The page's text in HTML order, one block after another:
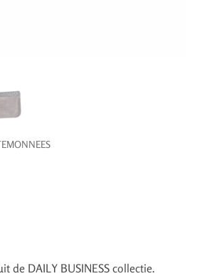
de DAILY BUSINESS collectie.